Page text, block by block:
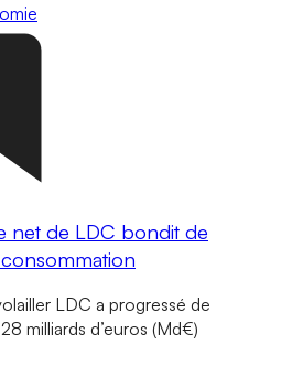
net de LDC bondit de
LDC a progressé de
milliards d’euros (Md€)